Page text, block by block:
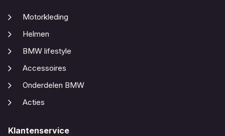
Motorkleding
Helmen
BMW lifestyle
Accessoires
Onderdelen BMW
Acties
Klantenservice